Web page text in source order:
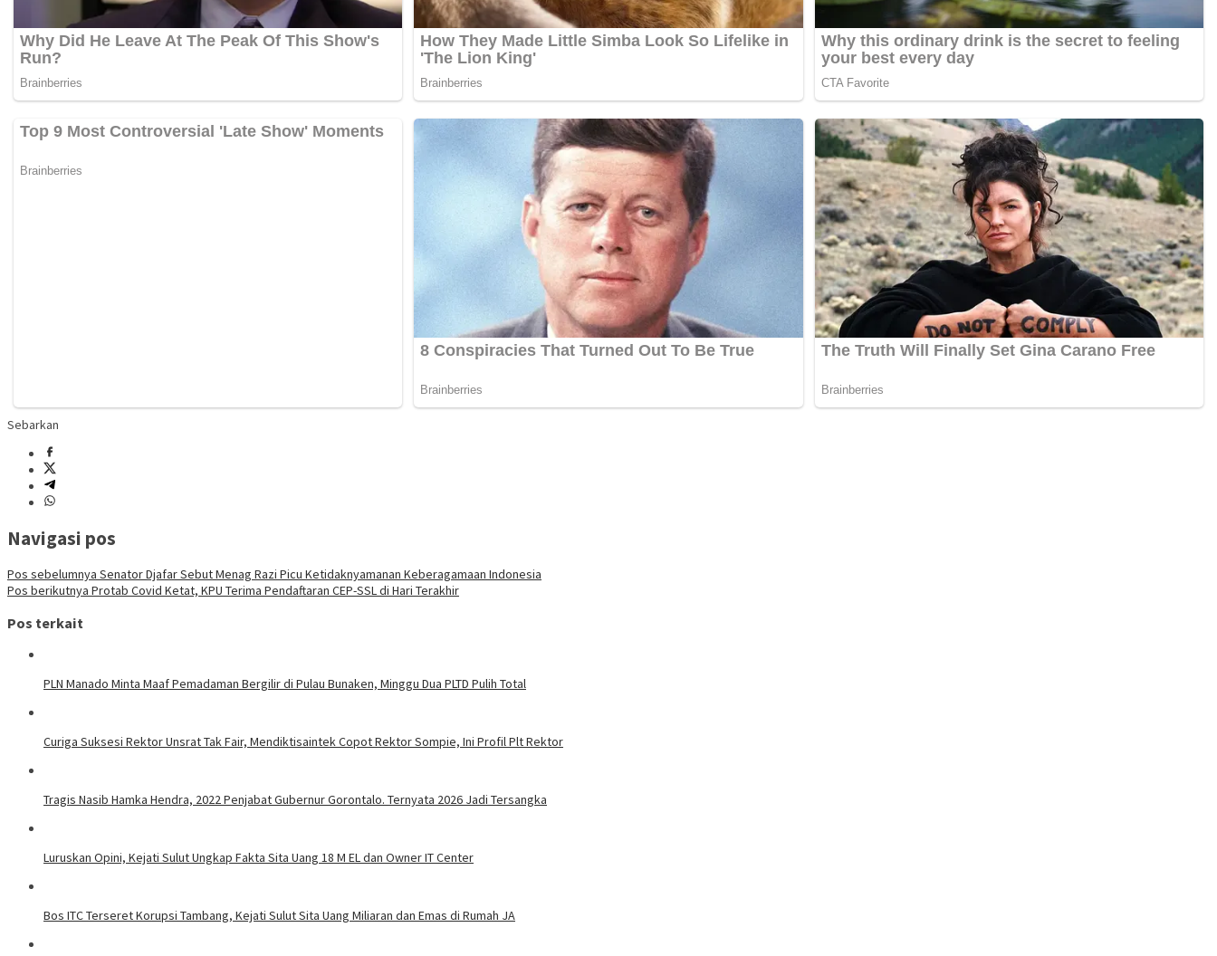
Sebarkan
Navigasi pos
Pos sebelumnya Senator Djafar Sebut Menag Razi Picu Ketidaknyamanan Keberagamaan Indonesia
Pos berikutnya Protab Covid Ketat, KPU Terima Pendaftaran CEP-SSL di Hari Terakhir
Pos terkait
PLN Manado Minta Maaf Pemadaman Bergilir di Pulau Bunaken, Minggu Dua PLTD Pulih Total
Curiga Suksesi Rektor Unsrat Tak Fair, Mendiktisaintek Copot Rektor Sompie, Ini Profil Plt Rektor
Tragis Nasib Hamka Hendra, 2022 Penjabat Gubernur Gorontalo. Ternyata 2026 Jadi Tersangka
Luruskan Opini, Kejati Sulut Ungkap Fakta Sita Uang 18 M EL dan Owner IT Center
Bos ITC Terseret Korupsi Tambang, Kejati Sulut Sita Uang Miliaran dan Emas di Rumah JA